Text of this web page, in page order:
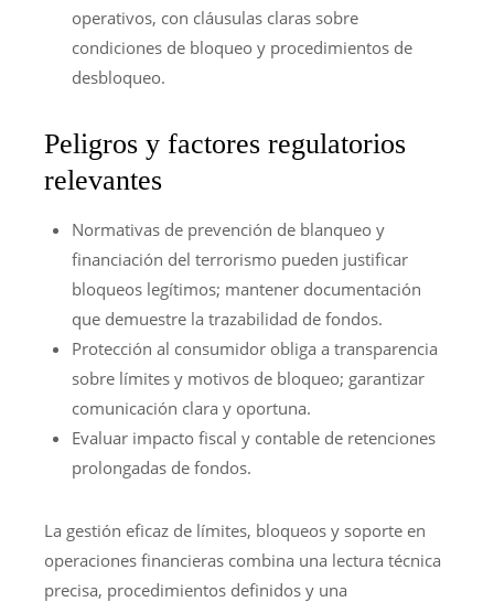
operativos, con cláusulas claras sobre
condiciones de bloqueo y procedimientos de
desbloqueo.
Peligros y factores regulatorios
relevantes
Normativas de prevención de blanqueo y
financiación del terrorismo pueden justificar
bloqueos legítimos; mantener documentación
que demuestre la trazabilidad de fondos.
Protección al consumidor obliga a transparencia
sobre límites y motivos de bloqueo; garantizar
comunicación clara y oportuna.
Evaluar impacto fiscal y contable de retenciones
prolongadas de fondos.
La gestión eficaz de límites, bloqueos y soporte en
operaciones financieras combina una lectura técnica
precisa, procedimientos definidos y una